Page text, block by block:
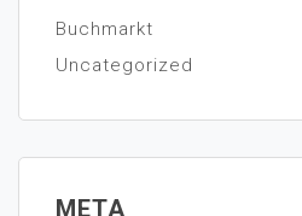
Buchmarkt
Uncategorized
META